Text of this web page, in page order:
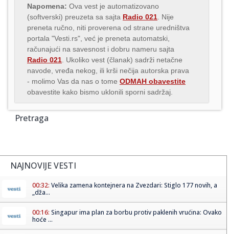
Napomena: Ova vest je automatizovano
(softverski) preuzeta sa sajta Radio 021 . Nije
preneta ručno, niti proverena od strane uredništva
portala "Vesti.rs", već je preneta automatski,
računajući na savesnost i dobru nameru sajta
Radio 021 . Ukoliko vest (članak) sadrži netačne
navode, vređa nekog, ili krši nečija autorska prava
- molimo Vas da nas o tome ODMAH obavestite
obavestite kako bismo uklonili sporni sadržaj.
Pretraga
NAJNOVIJE VESTI
00:32: Velika zamena kontejnera na Zvezdari: Stiglo 177 novih, a
„dža...
00:16: Singapur ima plan za borbu protiv paklenih vrućina: Ovako
hoće ...